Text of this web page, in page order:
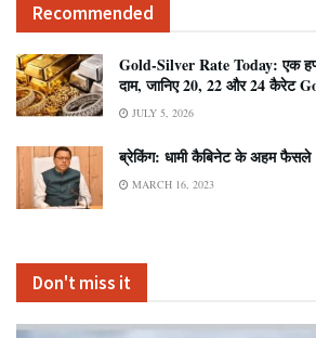
Recommended
Gold-Silver Rate Today: एक
दाम, जानिए 20, 22 और 24 कैरेट
JULY 5, 2026
ब्रेकिंग: धामी कैबिनेट के अहम फैसले
MARCH 16, 2023
Don't miss it